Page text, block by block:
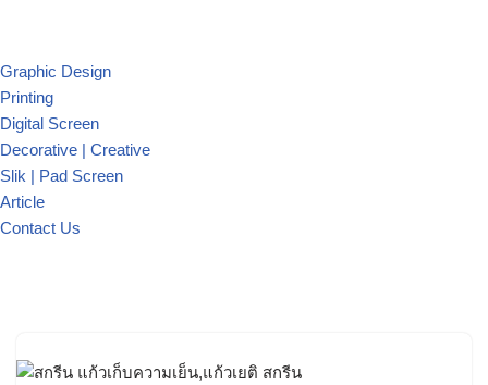
Graphic Design
Printing
Digital Screen
Decorative | Creative
Slik | Pad Screen
Article
Contact Us